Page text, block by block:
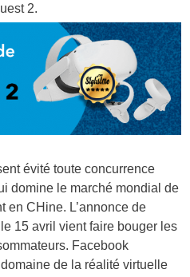
2.
évité toute concurrence
domine le marché mondial de
en CHine. L’annonce de
15 avril vient faire bouger les
Facebook
de la réalité virtuelle